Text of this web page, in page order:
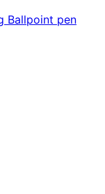
Ballpoint pen